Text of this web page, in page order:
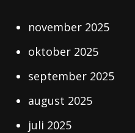
november 2025
oktober 2025
september 2025
august 2025
juli 2025